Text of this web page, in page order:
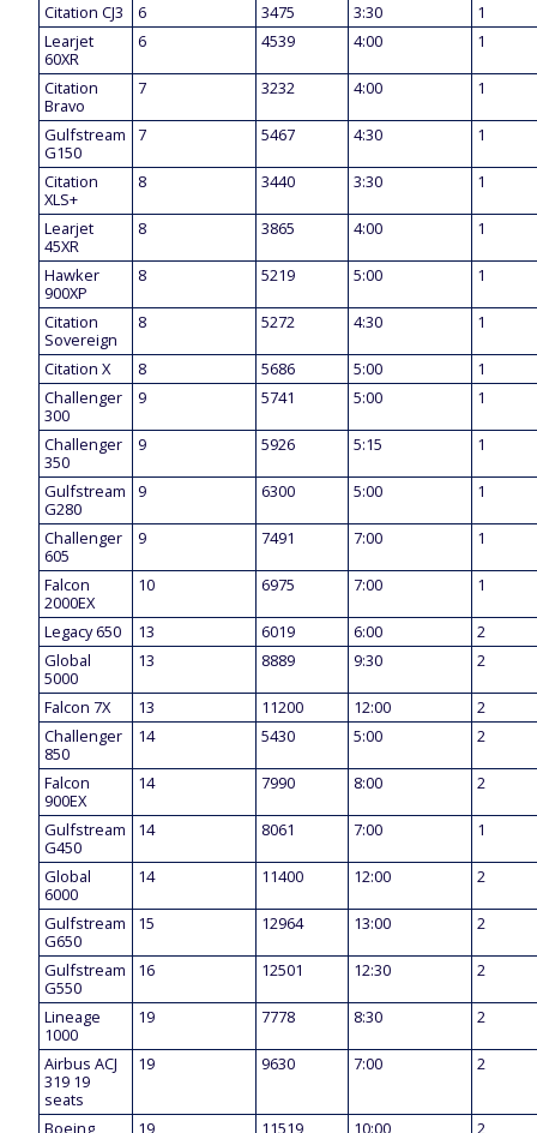
Citation CJ3 6 3475 3:30
1
Learjet
60XR
6 4539 4:00 1
Citation
Bravo
7 3232 4:00 1
Gulfstream
G150
7 5467 4:30 1
Citation
XLS+
8 3440 3:30 1
Learjet
45XR
8 3865 4:00 1
Hawker
900XP
8 5219 5:00 1
Citation
Sovereign
8 5272 4:30 1
Citation X 8 5686 5:00
1
Challenger
300
9 5741 5:00 1
Challenger
350
9 5926 5:15 1
Gulfstream
G280
9 6300 5:00 1
Challenger
605
9 7491 7:00 1
Falcon
2000EX
10 6975 7:00 1
Legacy 650 13 6019 6:00
2
Global
5000
13 8889 9:30 2
Falcon 7X 13 11200 12:00
2
Challenger
850
14 5430 5:00 2
Falcon
900EX
14 7990 8:00 2
Gulfstream
G450
14 8061 7:00 1
Global
6000
14 11400 12:00 2
Gulfstream
G650
15 12964 13:00 2
Gulfstream
G550
16 12501 12:30 2
Lineage
1000
19 7778 8:30 2
Airbus ACJ
319 19
seats
19 9630 7:00 2
Boeing
19 11519 10:00 2